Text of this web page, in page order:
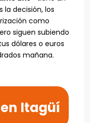
la decisión, los
como
siguen subiendo
dólares o euros
mañana.
Itagüí